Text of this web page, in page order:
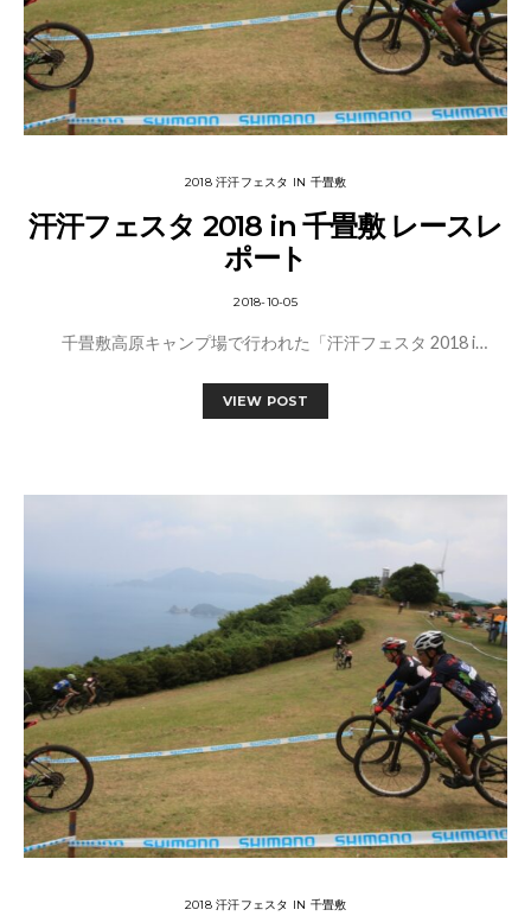
2018 汗汗フェスタ IN 千畳敷
汗汗フェスタ 2018 in 千畳敷 レースレ
ポート
2018-10-05
千畳敷高原キャンプ場で行われた「汗汗フェスタ 2018 i…
VIEW POST
2018 汗汗フェスタ IN 千畳敷